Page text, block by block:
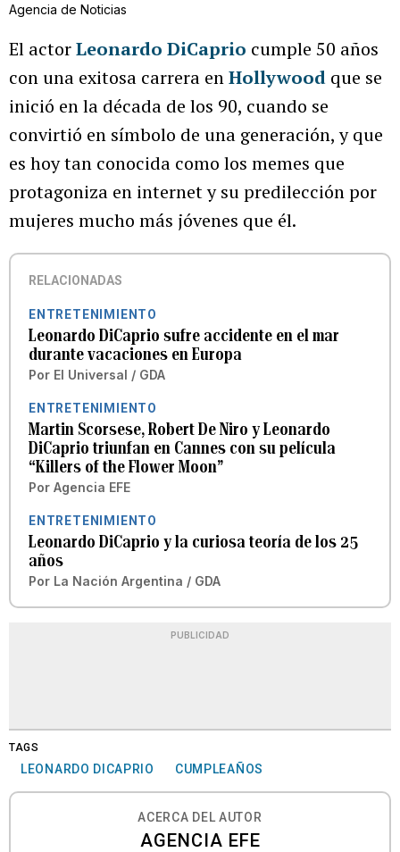
Agencia de Noticias
El actorLeonardo DiCaprio cumple 50 años
con una exitosa carrera enHollywood que se
inició en la década de los 90, cuando se
convirtió en símbolo de una generación, y que
es hoy tan conocida como los memes que
protagoniza en internet y su predilección por
mujeres mucho más jóvenes que él.
RELACIONADAS
ENTRETENIMIENTO
Leonardo DiCaprio sufre accidente en el mar
durante vacaciones en Europa
Por El Universal / GDA
ENTRETENIMIENTO
Martin Scorsese, Robert De Niro y Leonardo
DiCaprio triunfan en Cannes con su película
“Killers of the Flower Moon”
Por Agencia EFE
ENTRETENIMIENTO
Leonardo DiCaprio y la curiosa teoría de los 25
años
Por La Nación Argentina / GDA
PUBLICIDAD
TAGS
LEONARDO DICAPRIO CUMPLEAÑOS
ACERCA DEL AUTOR
AGENCIA EFE